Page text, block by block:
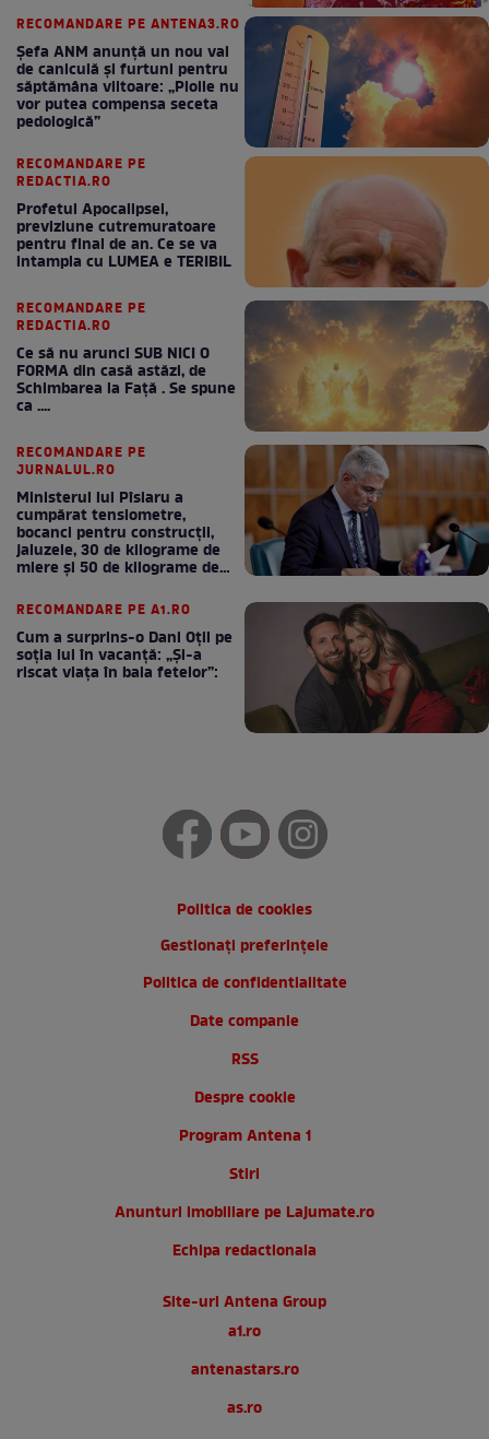
RECOMANDARE PE ANTENA3.RO
Șefa ANM anunță un nou val
de caniculă și furtuni pentru
săptămâna viitoare: „Ploile nu
vor putea compensa seceta
pedologică”
RECOMANDARE PE
REDACTIA.RO
Profetul Apocalipsei,
previziune cutremuratoare
pentru final de an. Ce se va
intampla cu LUMEA e TERIBIL
RECOMANDARE PE
REDACTIA.RO
Ce să nu arunci SUB NICI O
FORMA din casă astăzi, de
Schimbarea la Față . Se spune
ca ....
RECOMANDARE PE
JURNALUL.RO
Ministerul lui Pîslaru a
cumpărat tensiometre,
bocanci pentru construcții,
jaluzele, 30 de kilograme de
miere și 50 de kilograme de
RECOMANDARE PE A1.RO
Cum a surprins-o Dani Oțil pe
soția lui în vacanță: „Și-a
riscat viața în baia fetelor”:
Politica de cookies
Gestionați preferințele
Politica de confidentialitate
Date companie
RSS
Despre cookie
Program Antena 1
Stiri
Anunturi imobiliare pe Lajumate.ro
Echipa redactionala
Site-uri Antena Group
a1.ro
antenastars.ro
as.ro